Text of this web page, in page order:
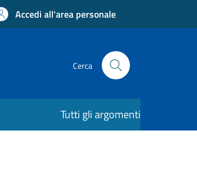
Accedi all'area personale
Cerca
Tutti gli argomenti